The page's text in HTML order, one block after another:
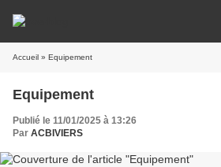
Accueil » Equipement
Equipement
Publié le 11/01/2025 à 13:26
Par ACBIVIERS